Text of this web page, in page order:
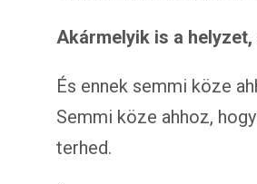
Akármelyik is a
És ennek semmi köze
Semmi köze ahhoz,
terhed.